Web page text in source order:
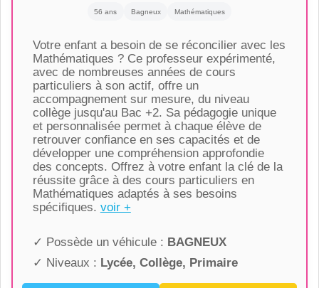
56 ans Bagneux Mathématiques
Votre enfant a besoin de se réconcilier avec les
Mathématiques ? Ce professeur expérimenté,
avec de nombreuses années de cours
particuliers à son actif, offre un
accompagnement sur mesure, du niveau
collège jusqu'au Bac +2. Sa pédagogie unique
et personnalisée permet à chaque élève de
retrouver confiance en ses capacités et de
développer une compréhension approfondie
des concepts. Offrez à votre enfant la clé de la
réussite grâce à des cours particuliers en
Mathématiques adaptés à ses besoins
spécifiques. voir +
✓ Possède un véhicule : BAGNEUX
✓ Niveaux : Lycée, Collège, Primaire